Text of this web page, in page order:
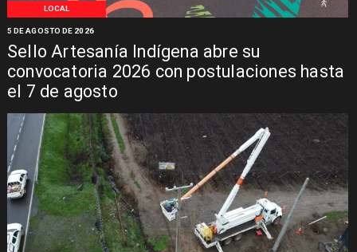
LOCAL
Sello Artesanía Indígena abre su
convocatoria 2026 con postulaciones hasta
el 7 de agosto
5 DE AGOSTO DE 2026